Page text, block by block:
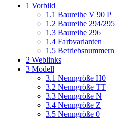
1 Vorbild
1.1 Baureihe V 90 P
1.2 Baureihe 294/295
1.3 Baureihe 296
1.4 Farbvarianten
1.5 Betriebsnummern
2 Weblinks
3 Modell
3.1 Nenngröße H0
3.2 Nenngröße TT
3.3 Nenngröße N
3.4 Nenngröße Z
3.5 Nenngröße 0